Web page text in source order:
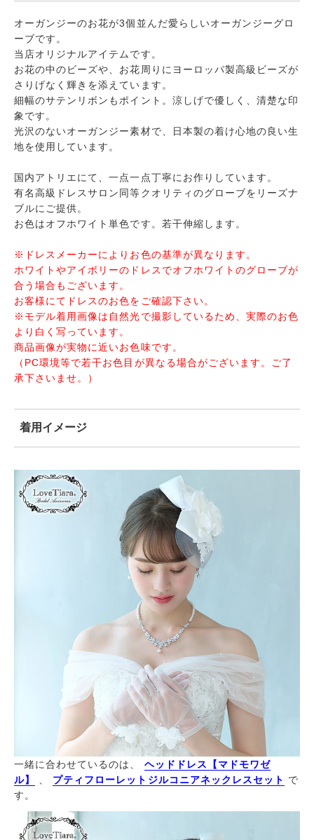
オーガンジーのお花が3個並んだ愛らしいオーガンジーグロ
ーブです。
当店オリジナルアイテムです。
お花の中のビーズや、お花周りにヨーロッパ製高級ビーズが
さりげなく輝きを添えています。
細幅のサテンリボンもポイント。涼しげで優しく、清楚な印
象です。
光沢のないオーガンジー素材で、日本製の着け心地の良い生
地を使用しています。
国内アトリエにて、一点一点丁寧にお作りしています。
有名高級ドレスサロン同等クオリティのグローブをリーズナ
ブルにご提供。
お色はオフホワイト単色です。若干伸縮します。
※ドレスメーカーによりお色の基準が異なります。
ホワイトやアイボリーのドレスでオフホワイトのグローブが
合う場合もございます。
お客様にてドレスのお色をご確認下さい。
※モデル着用画像は自然光で撮影しているため、実際のお色
より白く写っています。
商品画像が実物に近いお色味です。
（PC環境等で若干お色目が異なる場合がございます。ご了
承下さいませ。）
着用イメージ
一緒に合わせているのは、
ヘッドドレス【マドモワゼ
ル】
プティフローレットジルコニアネックレスセット で
す。